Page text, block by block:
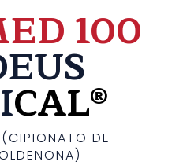
100
CAL®
DE